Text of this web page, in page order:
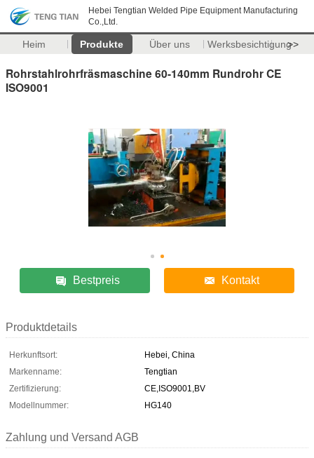
Hebei Tengtian Welded Pipe Equipment Manufacturing
Co.,Ltd.
Heim Produkte Über uns Werksbesichtigung>>
Rohrstahlrohrfräsmaschine 60-140mm Rundrohr CE
ISO9001
Bestpreis Kontakt
Produktdetails
Herkunftsort:
Hebei, China
Markenname:
Tengtian
Zertifizierung:
CE,ISO9001,BV
Modellnummer:
HG140
Zahlung und Versand AGB